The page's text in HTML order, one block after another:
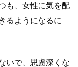
も、女性に気を配
るようになるに
いで、思慮深くな